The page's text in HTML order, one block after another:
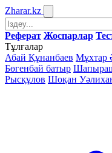
Zharar.kz
Реферат Жоспарлар
Тұлғалар
Абай Құнанбаев Мұхтар
Бөгенбай батыр
Рысқұлов Шоқан